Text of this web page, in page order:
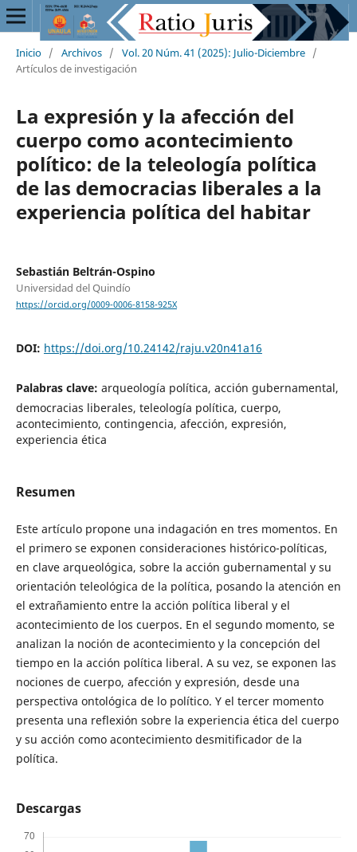
Inicio / Archivos / Vol. 20 Núm. 41 (2025): Julio-Diciembre /
Artículos de investigación
La expresión y la afección del
cuerpo como acontecimiento
político: de la teleología política
de las democracias liberales a la
experiencia política del habitar
Sebastián Beltrán-Ospino
Universidad del Quindío
https://orcid.org/0009-0006-8158-925X
DOI: https://doi.org/10.24142/raju.v20n41a16
Palabras clave: arqueología política, acción gubernamental,
democracias liberales, teleología política, cuerpo,
acontecimiento, contingencia, afección, expresión,
experiencia ética
Resumen
Este artículo propone una indagación en tres momentos. En
el primero se exponen consideraciones histórico-políticas,
en clave arqueológica, sobre la acción gubernamental y su
orientación teleológica de la política, posando la atención en
el extrañamiento entre la acción política liberal y el
acontecimiento de los cuerpos. En el segundo momento, se
analizan la noción de acontecimiento y la concepción del
tiempo en la acción política liberal. A su vez, se exponen las
nociones de cuerpo, afección y expresión, desde una
perspectiva ontológica de lo político. Y el tercer momento
presenta una reflexión sobre la experiencia ética del cuerpo
y su acción como acontecimiento desmitificador de la
política.
Descargas